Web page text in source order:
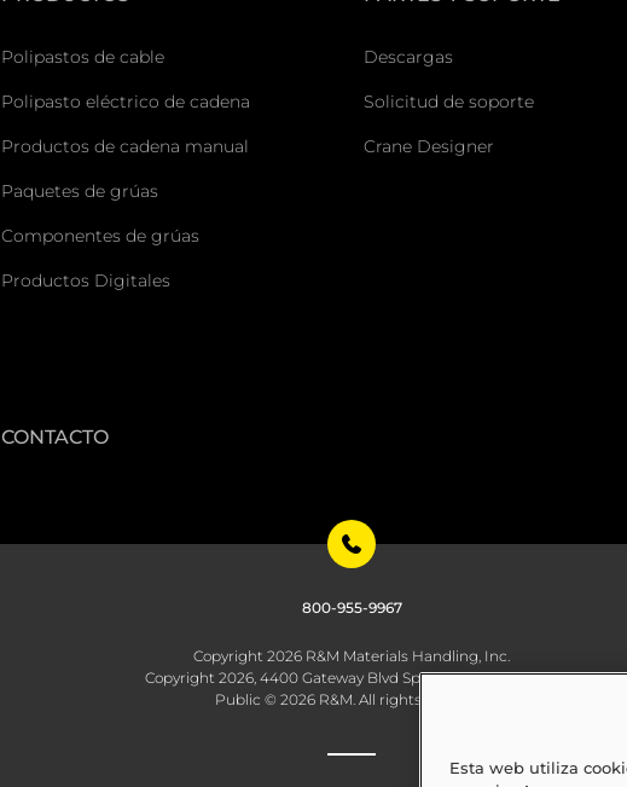
Polipastos de cable
Polipasto eléctrico de cadena
Productos de cadena manual
Paquetes de grúas
Componentes de grúas
Productos Digitales
Descargas
Solicitud de soporte
Crane Designer
CONTACTO
800-955-9967
Copyright 2026 R&M Materials Handling, Inc.
Copyright 2026, 4400 Gateway Blvd Springfield, OH 45502
Public © 2026 R&M. All rights reserved.
Esta web utiliza